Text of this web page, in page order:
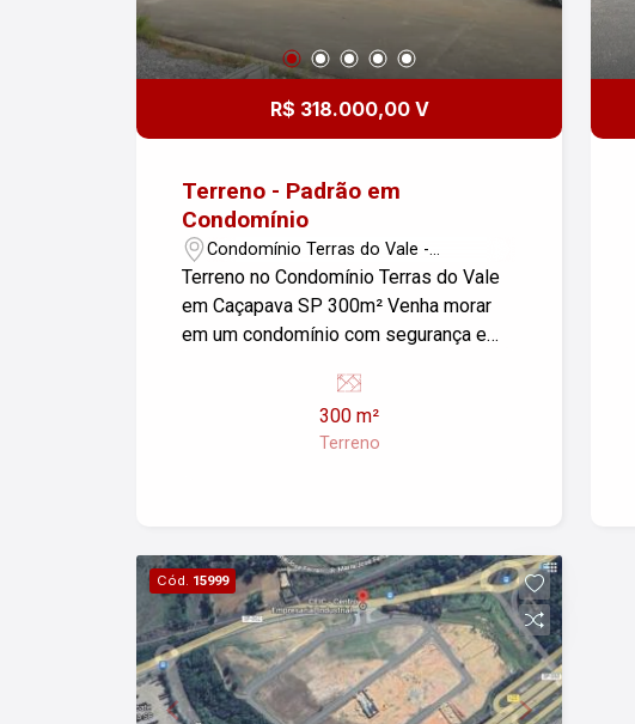
estar! Entre em contato e venha
conhecer esse terreno incrível no
Condomínio Malibu em Caçapava.
começa aqui!
R$ 318.000,00 V
Terreno - Padrão em
Condomínio
Condomínio Terras do Vale -
Caçapava/SP
Terreno no Condomínio Terras do Vale
em Caçapava SP 300m² Venha morar
em um condomínio com segurança e
Vias para o litoral Norte; A vinte minutos
de São José dos Campos, dez minutos
de Taubaté e Oito minutos do Centro de
festas equipado para 200 pessoas, 4
quiosques com churrasqueira,
playground e academia ao ar livre.
Agende já uma visita, contamos com os
profissionais mais capacitados do
mercado que terão o prazer em lhe
300 m²
Terreno
Cód. 15999